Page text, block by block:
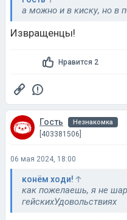
а можно и в киску, но в
Извращенцы!
Нравится 2
Гость Незнакомка
[403381506]
06 мая 2024, 18:00
конём ходи!
как пожелаешь, я не
гейскихУдовольствиях